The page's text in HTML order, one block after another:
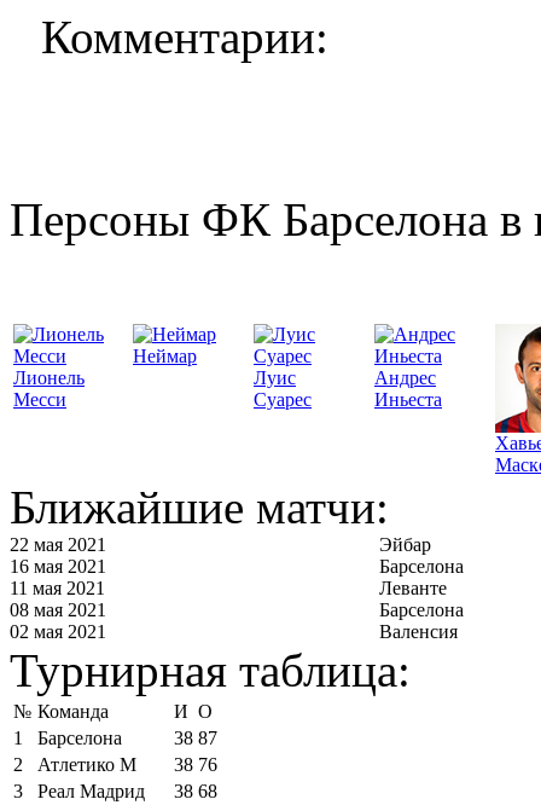
Комментарии:
Персоны ФК Барселона в
Лионель
Месси
Неймар
Луис
Суарес
Андрес
Иньеста
Ближайшие матчи:
22 мая 2021
Эйбар
16 мая 2021
Барселона
11 мая 2021
Леванте
08 мая 2021
Барселона
02 мая 2021
Валенсия
Турнирная таблица:
№ Команда И О
1
Барселона 38 87
2
Атлетико М 38 76
3
Реал Мадрид 38 68